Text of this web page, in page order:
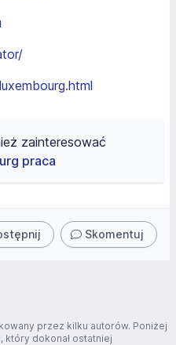
zainteresować
praca
Skomentuj
przez kilku autorów. Poniżej
który dokonał ostatniej